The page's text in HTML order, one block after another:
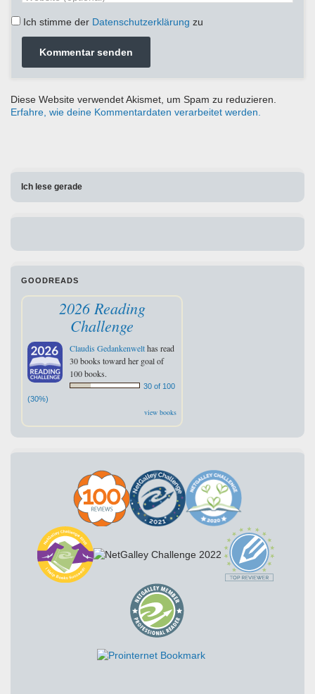
Ich stimme der Datenschutzerklärung zu
Diese Website verwendet Akismet, um Spam zu reduzieren.
Erfahre, wie deine Kommentardaten verarbeitet werden.
Ich lese gerade
GOODREADS
2026 Reading
Challenge
Claudis Gedankenwelthas read
30 books toward her goal of
100 books.
30 of 100
(30%)
view books